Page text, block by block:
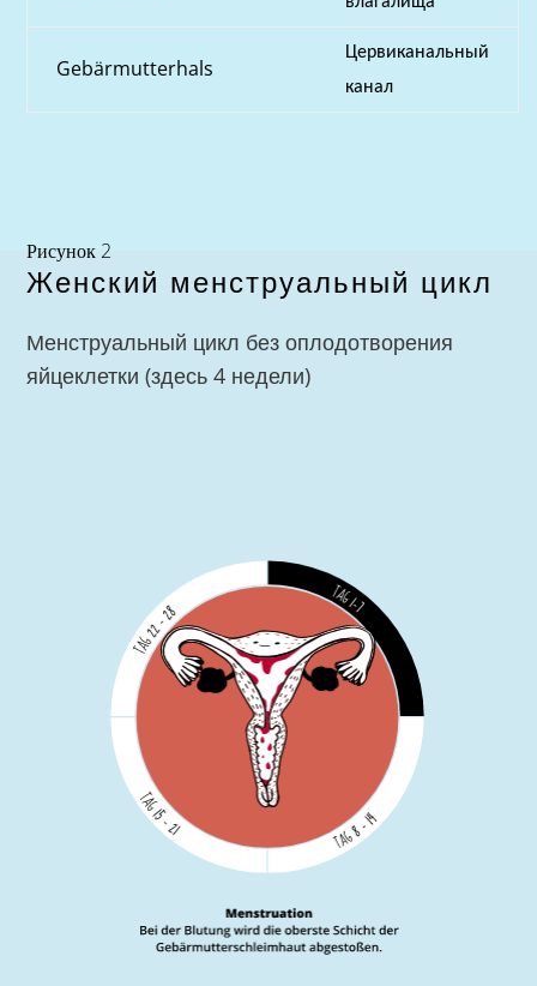
Gebärmutterhals
Цервиканальный
канал
Рисунок 2
Женский менструальный цикл
Менструальный цикл без оплодотворения
яйцеклетки (здесь 4 недели)